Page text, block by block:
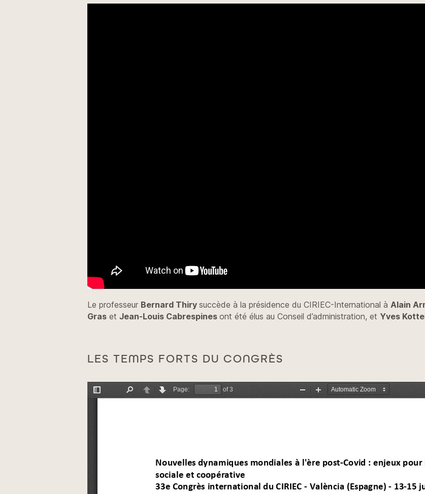
Le professeur Bernard Thiry succède à la présidence du CIRIEC-International à Alain
Gras et Jean-Louis Cabrespines ont été élus au Conseil d’administration, et Yves
LES TEMPS FORTS DU CONGRÈS